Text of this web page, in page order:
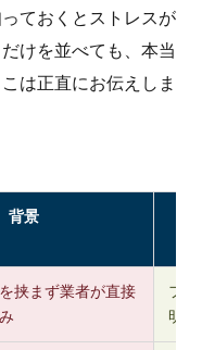
ておくとストレスが
けを並べても、本当
は正直にお伝えしま
背景
挟まず業者が直接
フ
明記